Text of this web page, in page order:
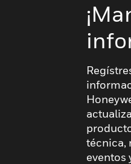
técnica,
eventos